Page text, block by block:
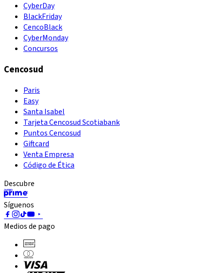
CyberDay
BlackFriday
CencoBlack
CyberMonday
Concursos
Cencosud
Paris
Easy
Santa Isabel
Tarjeta Cencosud Scotiabank
Puntos Cencosud
Giftcard
Venta Empresa
Código de Ética
Descubre
Síguenos
Medios de pago